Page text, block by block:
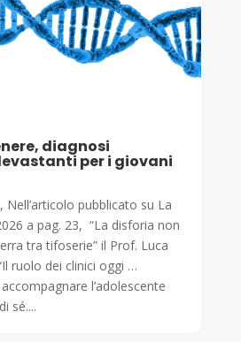
diagnosi
per i giovani
pubblicato su La
a pag. 23, “La disforia non
tra tifoserie” il Prof. Luca
ruolo dei clinici oggi …
l’adolescente
sé....